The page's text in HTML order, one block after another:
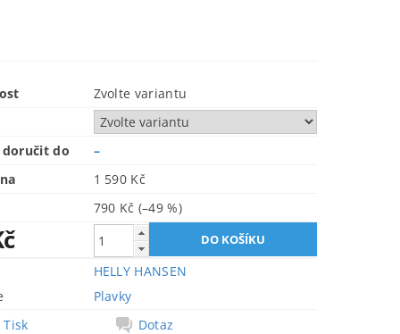
Zvolte variantu
doručit do
–
1 590 Kč
790 Kč (–49 %)
HELLY HANSEN
Plavky
Tisk
Dotaz